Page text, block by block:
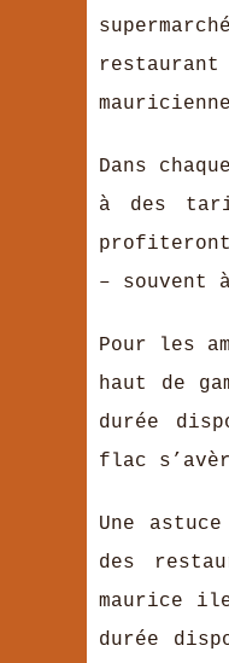
Dans
à des
– souvent
Pour les
haut de
durée
flac
Une
des
maurice
durée